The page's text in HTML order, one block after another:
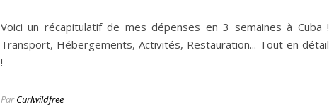
Voici un récapitulatif de mes dépenses en 3 semaines à Cuba !
Transport, Hébergements, Activités, Restauration... Tout en détail
!
ParCurlwildfree